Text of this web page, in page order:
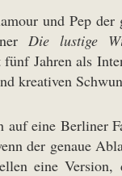
und Pep der
Die lustige
Jahren als
kreativen
auf eine Berliner
der genaue
eine